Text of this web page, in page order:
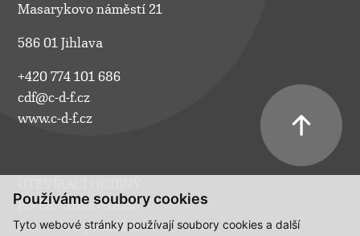
Používáme soubory cookies
Tyto webové stránky používají soubory cookies a další
Masarykovo náměstí 21
586 01 Jihlava
+420 774 101 686
cdf@c-d-f.cz
www.c-d-f.cz
Po–Pá:
10.00–18.00
So:
na požádání